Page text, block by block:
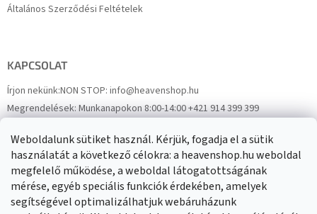
Weboldalunk sütiket használ. Kérjük, fogadja el a sütik
használatát a következő célokra: a heavenshop.hu weboldal
megfelelő működése, a weboldal látogatottságának
mérése, egyéb speciális funkciók érdekében, amelyek
segítségével optimalizálhatjuk webáruházunk
Általános Szerződési Feltételek
KAPCSOLAT
Írjon nekünk:NON STOP: info@heavenshop.hu
Megrendelések:Munkanapokon 8:00-14:00 +421 914 399 399
FacebookHeavenShop.sk
Eredményeink